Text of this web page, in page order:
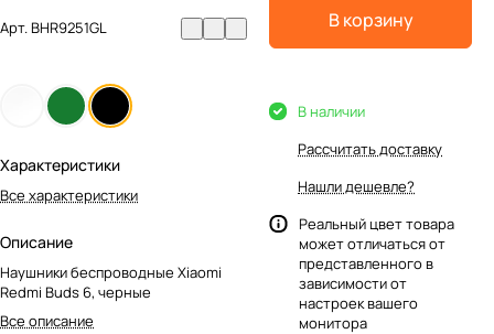
Арт.BHR9251GL
Характеристики
Все характеристики
Описание
Наушники беспроводные Xiaomi
Redmi Buds 6, черные
Все описание
В корзину
В наличии
Рассчитать доставку
Нашли дешевле?
Реальный цвет товара
может отличаться от
представленного в
зависимости от
настроек вашего
монитора